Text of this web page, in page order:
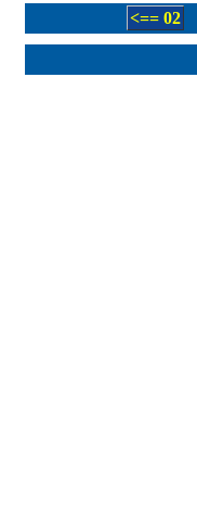
<== 02